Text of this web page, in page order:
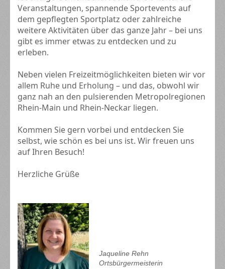
Veranstaltungen, spannende Sportevents auf
dem gepflegten Sportplatz oder zahlreiche
weitere Aktivitäten über das ganze Jahr – bei uns
gibt es immer etwas zu entdecken und zu
erleben.
Neben vielen Freizeitmöglichkeiten bieten wir vor
allem Ruhe und Erholung – und das, obwohl wir
ganz nah an den pulsierenden Metropolregionen
Rhein-Main und Rhein-Neckar liegen.
Kommen Sie gern vorbei und entdecken Sie
selbst, wie schön es bei uns ist. Wir freuen uns
auf Ihren Besuch!
Herzliche Grüße
Jaqueline Rehn
Ortsbürgermeisterin